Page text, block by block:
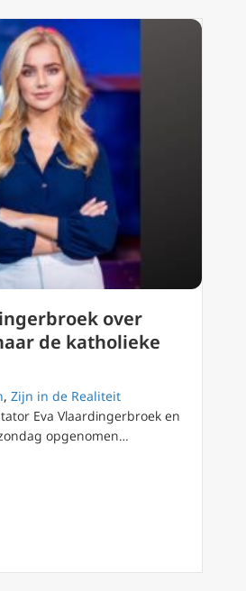
over
de katholieke
, Zijn in de Realiteit
Eva Vlaardingerbroek en
opgenomen…
Eva Vlaardingerbroek over haar weg